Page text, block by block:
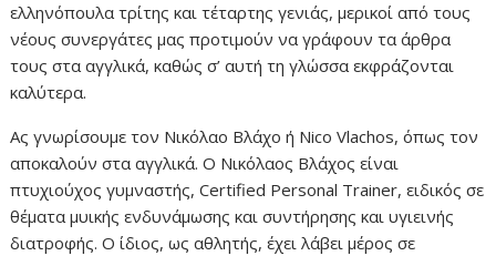
ελληνόπουλα τρίτης και τέταρτης γενιάς, μερικοί από τους
νέους συνεργάτες μας προτιμούν να γράφουν τα άρθρα
τους στα αγγλικά, καθώς σ’ αυτή τη γλώσσα εκφράζονται
καλύτερα.
Ας γνωρίσουμε τον Νικόλαο Βλάχο ή Nico Vlachos, όπως τον
αποκαλούν στα αγγλικά. Ο Νικόλαος Βλάχος είναι
πτυχιούχος γυμναστής, Certified Personal Trainer, ειδικός σε
θέματα μυικής ενδυνάμωσης και συντήρησης και υγιεινής
διατροφής. Ο ίδιος, ως αθλητής, έχει λάβει μέρος σε